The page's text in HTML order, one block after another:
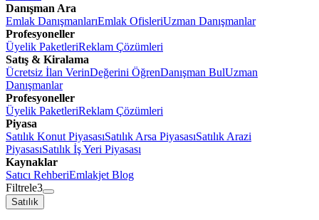
Danışman Ara
Emlak DanışmanlarıEmlak OfisleriUzman Danışmanlar
Profesyoneller
Üyelik PaketleriReklam Çözümleri
Satış & Kiralama
Ücretsiz İlan VerinDeğerini ÖğrenDanışman BulUzman
Danışmanlar
Profesyoneller
Üyelik PaketleriReklam Çözümleri
Piyasa
Satılık Konut PiyasasıSatılık Arsa PiyasasıSatılık Arazi
PiyasasıSatılık İş Yeri Piyasası
Kaynaklar
Satıcı RehberiEmlakjet Blog
Filtrele3
Satılık